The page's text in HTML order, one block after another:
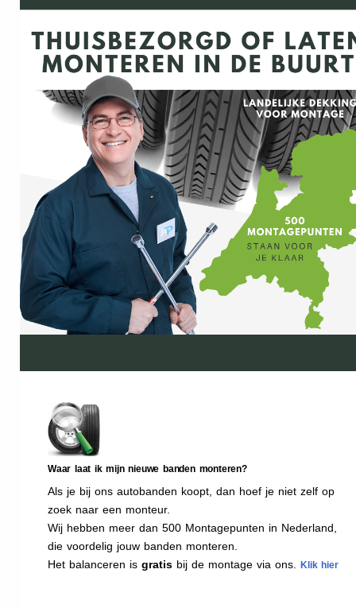
Waar laat ik mijn nieuwe banden monteren?
Als je bij ons autobanden koopt, dan hoef je niet zelf op
zoek naar een monteur.
Wij hebben meer dan 500 Montagepunten in Nederland,
die voordelig jouw banden monteren.
Het balanceren is gratis bij de montage via ons. Klik hier